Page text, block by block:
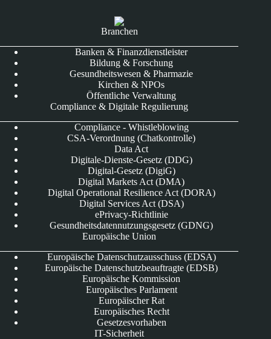
Branchen
Banken & Finanzdienstleister
Bildung & Forschung
Gesundheitswesen & Pharmazie
Kirchen & NPOs
Öffentliche Verwaltung
Compliance & Digitale Regulierung
Compliance - Whistleblowing
CSA-Verordnung (Chatkontrolle)
Data Act
Digitale-Dienste-Gesetz (DDG)
Digital-Gesetz (DigiG)
Digital Markets Act (DMA)
Digital Operational Resilience Act (DORA)
Digital Services Act (DSA)
ePrivacy-Richtlinie
Gesundheitsdatennutzungsgesetz (GDNG)
Europäische Union
Europäische Datenschutzausschuss (EDSA)
Europäische Datenschutzbeauftragte (EDSB)
Europäische Kommission
Europäisches Parlament
Europäischer Rat
Europäisches Recht
Gesetzesvorhaben
IT-Sicherheit